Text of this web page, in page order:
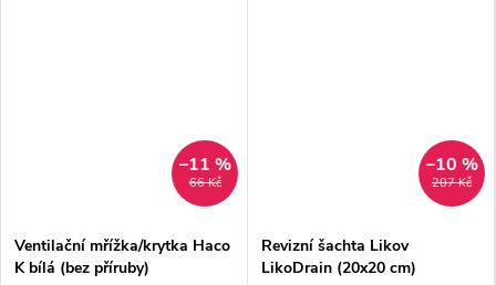
66 Kč
–11 %
Ventilační mřížka/krytka Haco
K bílá (bez příruby)
207 Kč
–10 %
Revizní šachta Likov
LikoDrain (20x20 cm)